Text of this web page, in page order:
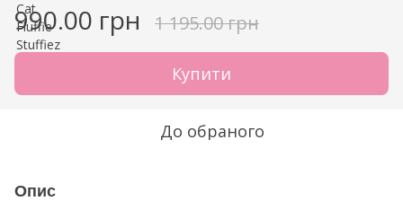
990.00 грн 1 195.00 грн
Купити
До обраного
Опис